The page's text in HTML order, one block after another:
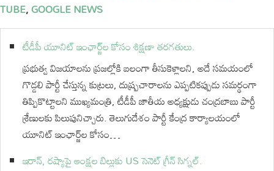
TUBE,GOOGLE NEWS
టీడీపీ యూనిట్ ఇంఛార్జ్‌ల కోసం శిక్షణా తరగతులు.
ప్రభుత్వ విజయాలను ప్రజల్లోకి బలంగా తీసుకెళ్లాలని, అదే సమయంలో
గొడ్డలి పార్టీ చేస్తున్న కుట్రలు, దుష్ప్రచారాలను ఎప్పటికప్పుడు సమర్థంగా
తిప్పికొట్టాలని ముఖ్యమంత్రి, టీడీపీ జాతీయ అధ్యక్షుడు చంద్రబాబు పార్టీ
శ్రేణులకు పిలుపునిచ్చారు. తెలుగుదేశం పార్టీ కేంద్ర కార్యాలయంలో
యూనిట్ ఇంఛార్జ్‌ల కోసం…
ఇరాన్, రష్యాపై ఆంక్షల బిల్లుకు US సెనెట్ గ్రీన్ సిగ్నల్.